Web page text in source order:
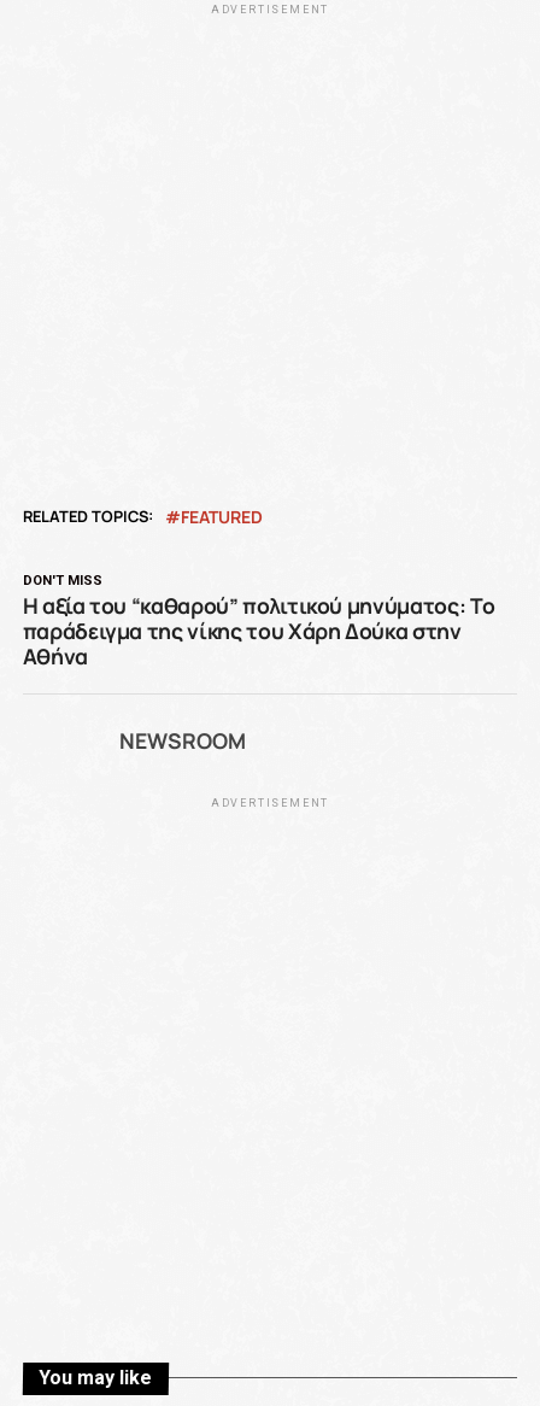
ADVERTISEMENT
RELATED TOPICS: FEATURED
DON'T MISS
Η αξία του “καθαρού” πολιτικού μηνύματος: Το
παράδειγμα της νίκης του Χάρη Δούκα στην
Αθήνα
NEWSROOM
ADVERTISEMENT
You may like